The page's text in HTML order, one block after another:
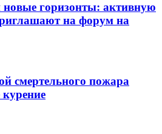
горизонты: активную
на форум на
смертельного пожара
курение